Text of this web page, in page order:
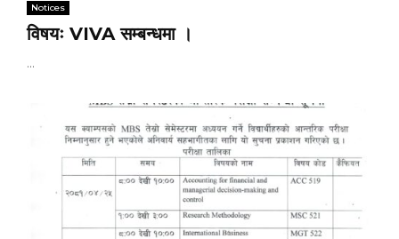
Notices
विषयः VIVA सम्बन्धमा ।
...